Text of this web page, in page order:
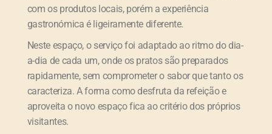
com os produtos locais, porém a experiência
gastronómica é ligeiramente diferente.
Neste espaço, o serviço foi adaptado ao ritmo do dia-
a-dia de cada um, onde os pratos são preparados
rapidamente, sem comprometer o sabor que tanto os
caracteriza. A forma como desfruta da refeição e
aproveita o novo espaço fica ao critério dos próprios
visitantes.